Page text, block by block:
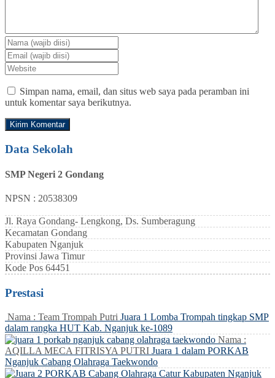
Simpan nama, email, dan situs web saya pada peramban ini
untuk komentar saya berikutnya.
Data Sekolah
SMP Negeri 2 Gondang
NPSN : 20538309
Jl. Raya Gondang- Lengkong, Ds. Sumberagung
Kecamatan Gondang
Kabupaten Nganjuk
Provinsi Jawa Timur
Kode Pos 64451
Prestasi
Nama : Team Trompah Putri Juara 1 Lomba Trompah tingkap SMP
dalam rangka HUT Kab. Nganjuk ke-1089
Nama :
AQILLA MECA FITRISYA PUTRI Juara 1 dalam PORKAB
Nganjuk Cabang Olahraga Taekwondo